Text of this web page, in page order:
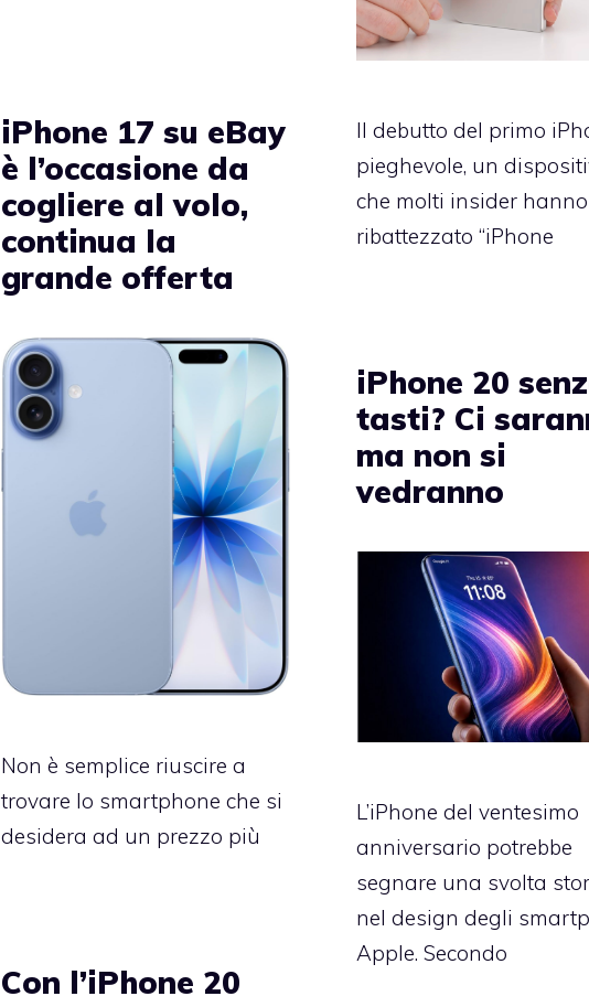
Il debutto del primo
pieghevole, un
che molti insider
ribattezzato “iPhone
iPhone 17 su eBay
è l’occasione da
cogliere al volo,
continua la
grande offerta
Non è semplice riuscire a
trovare lo smartphone che si
desidera ad un prezzo più
iPhone 20
tasti? Ci
ma non si
vedranno
L’iPhone del ventesimo
anniversario potrebbe
segnare una svolta
nel design degli
Apple. Secondo
Con l’iPhone 20